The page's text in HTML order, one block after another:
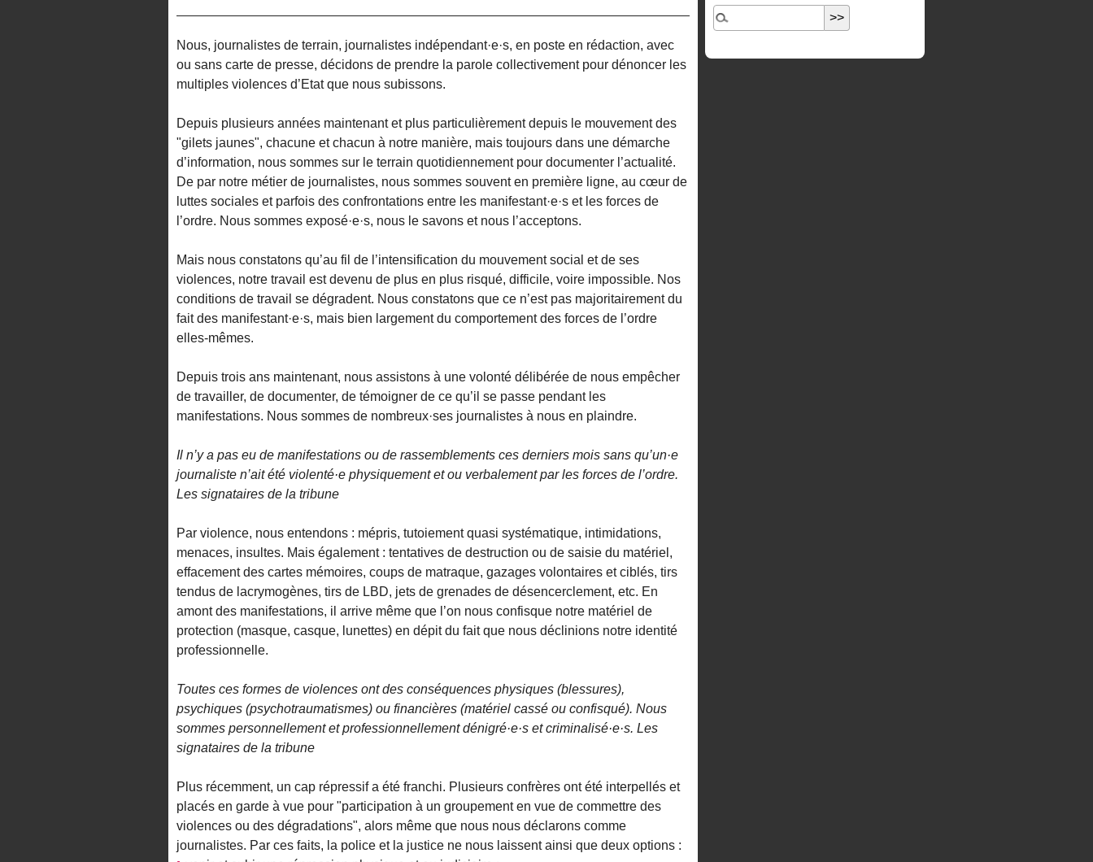
Nous, journalistes de terrain, journalistes indépendant·e·s, en poste en rédaction, avec
ou sans carte de presse, décidons de prendre la parole collectivement pour dénoncer les
multiples violences d’Etat que nous subissons.
Depuis plusieurs années maintenant et plus particulièrement depuis le mouvement des
"gilets jaunes", chacune et chacun à notre manière, mais toujours dans une démarche
d’information, nous sommes sur le terrain quotidiennement pour documenter l’actualité.
De par notre métier de journalistes, nous sommes souvent en première ligne, au cœur de
luttes sociales et parfois des confrontations entre les manifestant·e·s et les forces de
l’ordre. Nous sommes exposé·e·s, nous le savons et nous l’acceptons.
Mais nous constatons qu’au fil de l’intensification du mouvement social et de ses
violences, notre travail est devenu de plus en plus risqué, difficile, voire impossible. Nos
conditions de travail se dégradent. Nous constatons que ce n’est pas majoritairement du
fait des manifestant·e·s, mais bien largement du comportement des forces de l’ordre
elles-mêmes.
Depuis trois ans maintenant, nous assistons à une volonté délibérée de nous empêcher
de travailler, de documenter, de témoigner de ce qu’il se passe pendant les
manifestations. Nous sommes de nombreux·ses journalistes à nous en plaindre.
Il n’y a pas eu de manifestations ou de rassemblements ces derniers mois sans qu’un·e
journaliste n’ait été violenté·e physiquement et ou verbalement par les forces de l’ordre.
Les signataires de la tribune
Par violence, nous entendons : mépris, tutoiement quasi systématique, intimidations,
menaces, insultes. Mais également : tentatives de destruction ou de saisie du matériel,
effacement des cartes mémoires, coups de matraque, gazages volontaires et ciblés, tirs
tendus de lacrymogènes, tirs de LBD, jets de grenades de désencerclement, etc. En
amont des manifestations, il arrive même que l’on nous confisque notre matériel de
protection (masque, casque, lunettes) en dépit du fait que nous déclinions notre identité
professionnelle.
Toutes ces formes de violences ont des conséquences physiques (blessures),
psychiques (psychotraumatismes) ou financières (matériel cassé ou confisqué). Nous
sommes personnellement et professionnellement dénigré·e·s et criminalisé·e·s. Les
signataires de la tribune
Plus récemment, un cap répressif a été franchi. Plusieurs confrères ont été interpellés et
placés en garde à vue pour "participation à un groupement en vue de commettre des
violences ou des dégradations", alors même que nous nous déclarons comme
journalistes. Par ces faits, la police et la justice ne nous laissent ainsi que deux options :